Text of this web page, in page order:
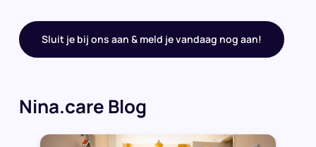
Sluit je bij ons aan & meld je vandaag nog aan!
Nina.care Blog